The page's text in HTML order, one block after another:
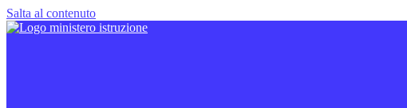
Salta al contenuto